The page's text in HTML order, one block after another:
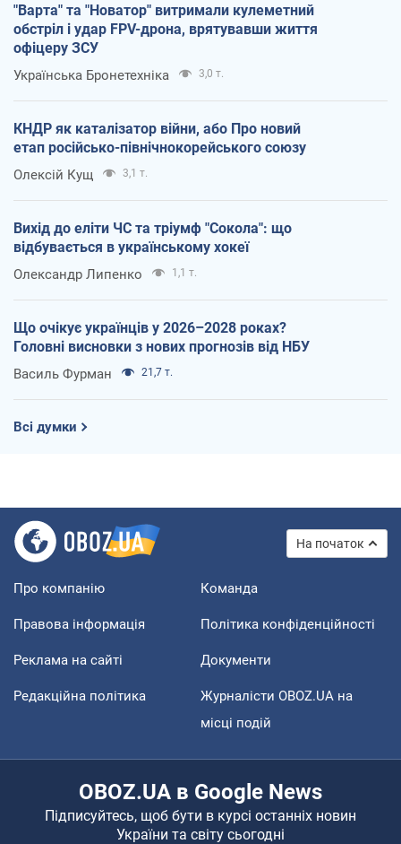
"Варта" та "Новатор" витримали кулеметний
обстріл і удар FPV-дрона, врятувавши життя
офіцеру ЗСУ
Українська Бронетехніка 3,0 т.
КНДР як каталізатор війни, або Про новий
етап російсько-північнокорейського союзу
Олексій Кущ 3,1 т.
Вихід до еліти ЧС та тріумф "Сокола": що
відбувається в українському хокеї
Олександр Липенко 1,1 т.
Що очікує українців у 2026–2028 роках?
Головні висновки з нових прогнозів від НБУ
Василь Фурман 21,7 т.
Всі думки
На початок
Про компанію Команда
Правова інформація Політика конфіденційності
Реклама на сайті Документи
Редакційна політика
Журналісти OBOZ.UA на
місці подій
OBOZ.UA в Google News
Підписуйтесь, щоб бути в курсі останніх новин
України та світу сьогодні